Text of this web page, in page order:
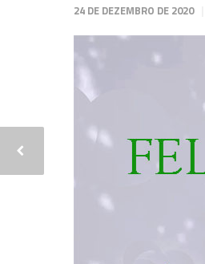
24 DE DEZEMBRO DE 2020